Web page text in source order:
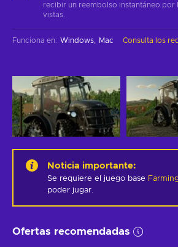
recibir un reembolso instantáneo por
vistas.
Funciona en: Windows Mac Consulta los
Noticia importante:
Se requiere el juego base
poder jugar.
Ofertas recomendadas